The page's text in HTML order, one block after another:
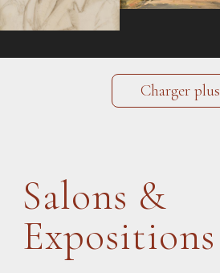
Charger plus
Salons &
Expositions